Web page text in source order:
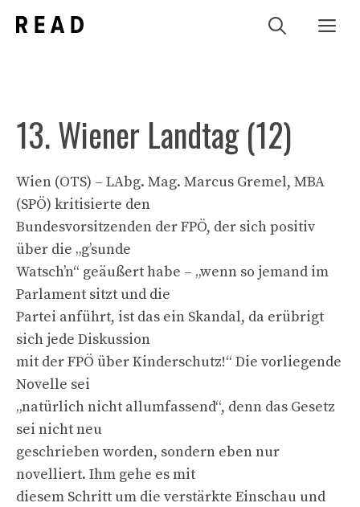
Inhalt
13. Wiener Landtag (12)
Wien (OTS) – LAbg. Mag. Marcus Gremel, MBA
(SPÖ) kritisierte den
Bundesvorsitzenden der FPÖ, der sich positiv
über die „g’sunde
Watsch’n“ geäußert habe – „wenn so jemand im
Parlament sitzt und die
Partei anführt, ist das ein Skandal, da erübrigt
sich jede Diskussion
mit der FPÖ über Kinderschutz!“ Die vorliegende
Novelle sei
„natürlich nicht allumfassend“, denn das Gesetz
sei nicht neu
geschrieben worden, sondern eben nur
novelliert. Ihm gehe es mit
diesem Schritt um die verstärkte Einschau und